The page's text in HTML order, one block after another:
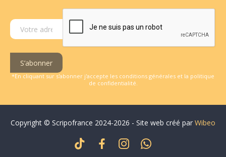
S’abonner
*En cliquant sur s'abonner j'accepte les conditions générales et la politique
de confidentialité.
Copyright © Scripofrance 2024-2026 - Site web créé par Wibeo